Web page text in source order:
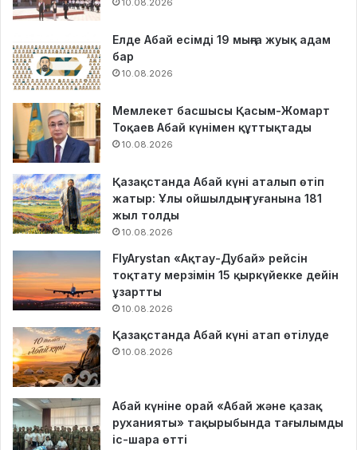
10.08.2026
Елде Абай есімді 19 мыңға жуық адам
бар
10.08.2026
Мемлекет басшысы Қасым-Жомарт
Тоқаев Абай күнімен құттықтады
10.08.2026
Қазақстанда Абай күні аталып өтіп
жатыр: Ұлы ойшылдың туғанына 181
жыл толды
10.08.2026
FlyArystan «Ақтау-Дубай» рейсін
тоқтату мерзімін 15 қыркүйекке дейін
ұзартты
10.08.2026
Қазақстанда Абай күні атап өтілуде
10.08.2026
Абай күніне орай «Абай және қазақ
руханияты» тақырыбында тағылымды
іс-шара өтті